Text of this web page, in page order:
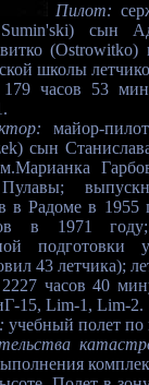
Пилот:
сын
(Ostrowitko)
школы
179 часов 53
майор-
сын
в Радоме в 1955
в 1971 году;
подготовки
43 летчика);
2227 часов 40
15, Lim-1, Lim-2.
учебный полет по